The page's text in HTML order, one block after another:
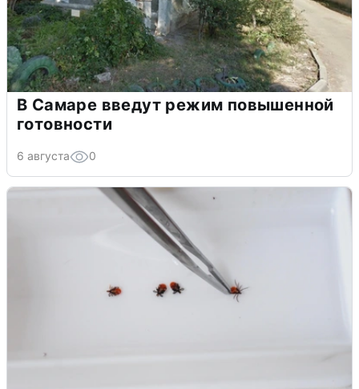
В Самаре введут режим повышенной
готовности
6 августа 0